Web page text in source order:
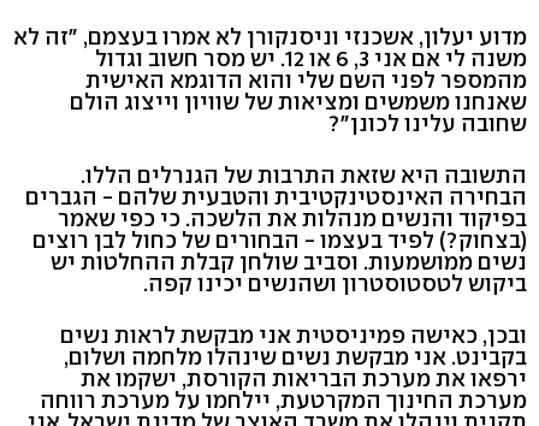
מדוע יעלון, אשכנזי וניסנקורן לא אמרו בעצמם, "זה לא
משנה לי אם אני 3, 6 או 12. יש מסר חשוב וגדול
מהמספר לפני השם שלי והוא הדוגמא האישית
שאנחנו משמשים ומציאות של שוויון וייצוג הולם
שחובה עלינו לכונן"?
התשובה היא שזאת התרבות של הגנרלים הללו.
הבחירה האינסטינקטיבית והטבעית שלהם - הגברים
בפיקוד והנשים מנהלות את הלשכה. כי כפי שאמר
(בצחוק?) לפיד בעצמו - הבחורים של כחול לבן רוצים
נשים ממושמעות. וסביב שולחן קבלת ההחלטות יש
ביקוש לטסטוסטרון ושהנשים יכינו קפה.
ובכן, כאישה פמיניסטית אני מבקשת לראות נשים
בקבינט. אני מבקשת נשים שינהלו מלחמה ושלום,
ירפאו את מערכת הבריאות הקורסת, ישקמו את
מערכת החינוך המקרטעת, יילחמו על מערכת רווחה